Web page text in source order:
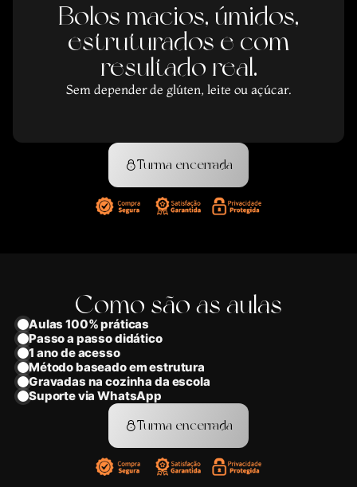
Bolos macios, úmidos,
estruturados e com
resultado real.
Sem depender de glúten, leite ou açúcar.
Turma encerrada
Como são as aulas
Aulas 100% práticas
Passo a passo didático
1 ano de acesso
Método baseado em estrutura
Gravadas na cozinha da escola
Suporte via WhatsApp
Turma encerrada